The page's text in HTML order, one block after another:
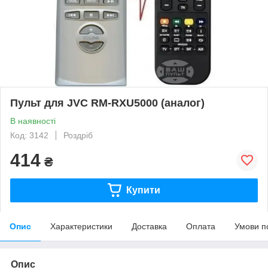
Пульт для JVC RM-RXU5000 (аналог)
В наявності
Код: 3142
Роздріб
414 ₴
Купити
Опис Характеристики Доставка Оплата Умови
Опис